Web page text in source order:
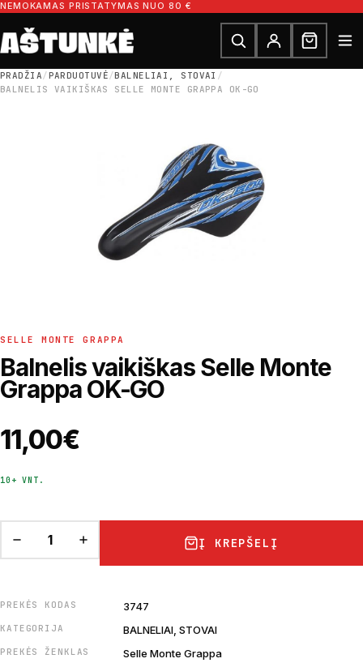
Pereiti prie turinio
NEMOKAMAS PRISTATYMAS NUO 80 €
Ieškoti dalių
Ieškoti
PRADŽIA/PARDUOTUVĖ/BALNELIAI, STOVAI /
BALNELIS VAIKIŠKAS SELLE MONTE GRAPPA OK-GO
SELLE MONTE GRAPPA
Balnelis vaikiškas Selle Monte
Grappa OK-GO
11,00€
10+ VNT.
Į KREPŠELĮ
PREKĖS KODAS 3747
KATEGORIJA BALNELIAI, STOVAI
PREKĖS ŽENKLAS Selle Monte Grappa